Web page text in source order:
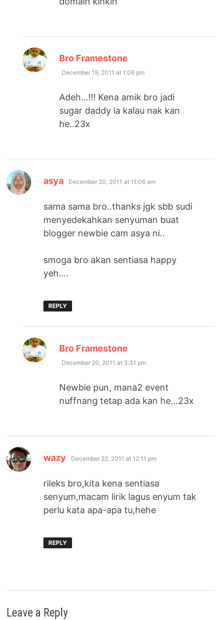
Bro Framestone
December 19, 2011 at 1:06 pm
Adeh…!!! Kena amik bro jadi
sugar daddy la kalau nak kan
he..23x
asya says:
December 20, 2011 at 11:06 am
sama sama bro..thanks jgk sbb sudi
menyedekahkan senyuman buat
blogger newbie cam asya ni..
smoga bro akan sentiasa happy
yeh….
REPLY
Bro Framestone
December 20, 2011 at 3:31 pm
Newbie pun, mana2 event
nuffnang tetap ada kan he…23x
wazy says:
December 22, 2011 at 12:11 pm
rileks bro,kita kena sentiasa
senyum,macam lirik lagus enyum tak
perlu kata apa-apa tu,hehe
REPLY
Leave a Reply